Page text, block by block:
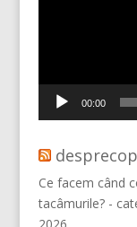
00:00
Ce facem când
tacâmurile? -